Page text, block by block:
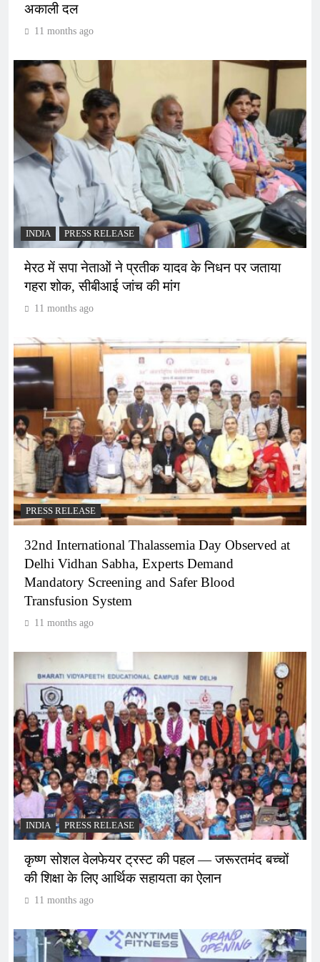
अकाली दल
11 months ago
INDIA PRESS RELEASE
मेरठ में सपा नेताओं ने प्रतीक यादव के निधन पर जताया
गहरा शोक, सीबीआई जांच की मांग
11 months ago
PRESS RELEASE
32nd International Thalassemia Day Observed at
Delhi Vidhan Sabha, Experts Demand
Mandatory Screening and Safer Blood
Transfusion System
11 months ago
INDIA PRESS RELEASE
कृष्ण सोशल वेलफेयर ट्रस्ट की पहल — जरूरतमंद बच्चों
की शिक्षा के लिए आर्थिक सहायता का ऐलान
11 months ago